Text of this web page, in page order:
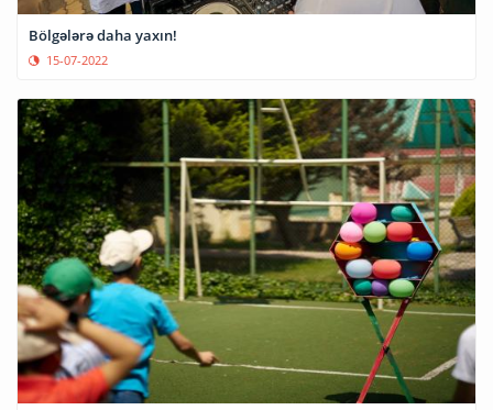
Bölgələrə daha yaxın!
15-07-2022